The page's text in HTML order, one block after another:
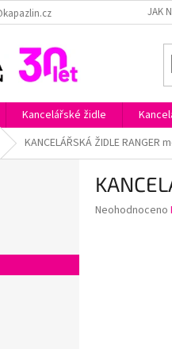
JAK
Kancelářské židle
KANCELÁŘSKÁ ŽIDLE RANGER
Průměrné
Neohodnoceno